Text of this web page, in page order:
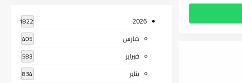
2026
1822
مارس 405
فبراير 583
يناير 834